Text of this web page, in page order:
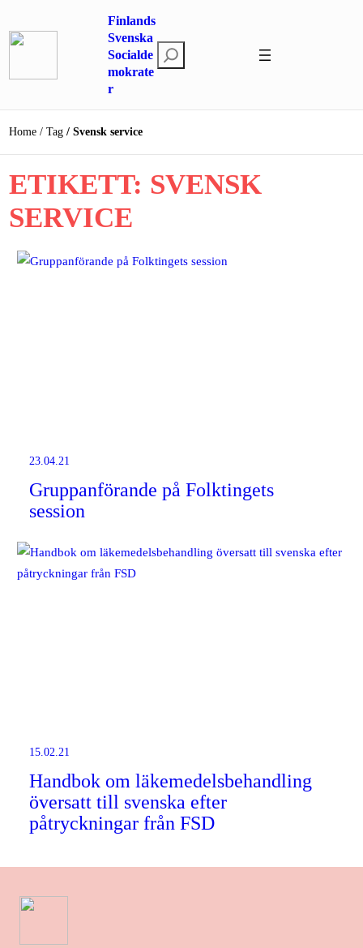
till
Finlands
Svenska
Socialde
mokrate
r
ö
Home Tag Svensk service
ETIKETT: SVENSK
SERVICE
23.04.21
Gruppanförande på Folktingets
session
15.02.21
Handbok om läkemedelsbehandling
översatt till svenska efter
påtryckningar från FSD